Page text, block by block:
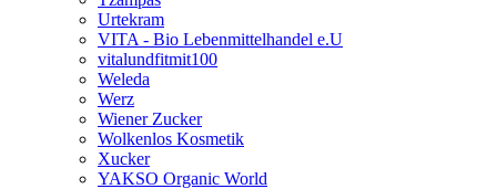
Urtekram
VITA - Bio Lebenmittelhandel e.U
vitalundfitmit100
Weleda
Werz
Wiener Zucker
Wolkenlos Kosmetik
Xucker
YAKSO Organic World